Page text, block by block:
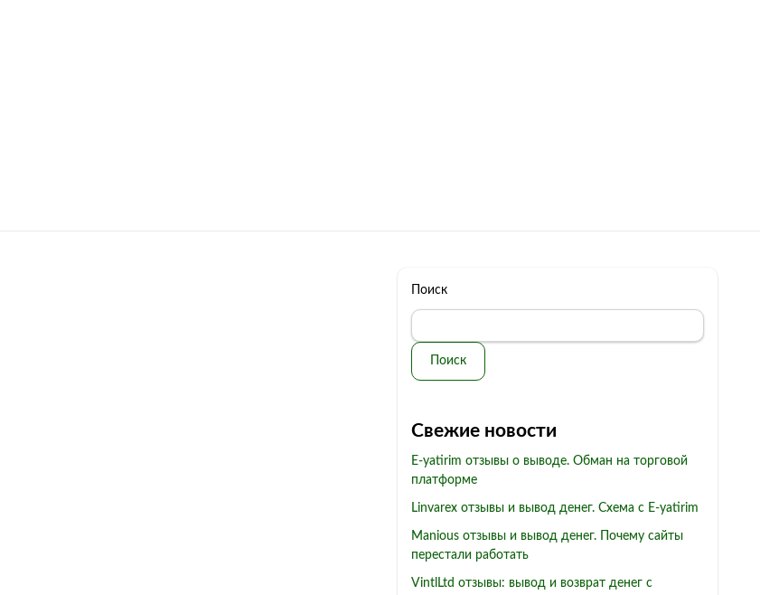
Поиск
Поиск
Свежие новости
E-yatirim отзывы о выводе. Обман на торговой
платформе
Linvarex отзывы и вывод денег. Схема с E-yatirim
Manious отзывы и вывод денег. Почему сайты
перестали работать
VintlLtd отзывы: вывод и возврат денег с